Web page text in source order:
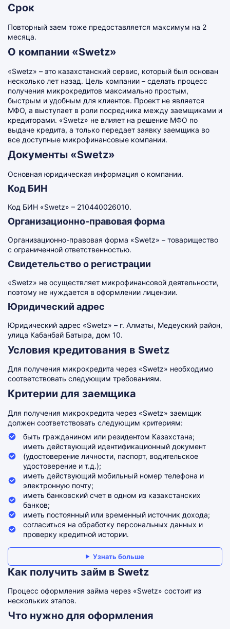
Срок
Повторный заем тоже предоставляется максимум на 2
месяца.
О компании «Swetz»
«Swetz» – это казахстанский сервис, который был основан
несколько лет назад. Цель компании – сделать процесс
получения микрокредитов максимально простым,
быстрым и удобным для клиентов. Проект не является
МФО, а выступает в роли посредника между заемщиками и
кредиторами. «Swetz» не влияет на решение МФО по
выдаче кредита, а только передает заявку заемщика во
все доступные микрофинансовые компании.
Документы «Swetz»
Основная юридическая информация о компании.
Код БИН
Код БИН «Swetz» – 210440026010.
Организационно-правовая форма
Организационно-правовая форма «Swetz» – товарищество
с ограниченной ответственностью.
Свидетельство о регистрации
«Swetz» не осуществляет микрофинансовой деятельности,
поэтому не нуждается в оформлении лицензии.
Юридический адрес
Юридический адрес «Swetz» – г. Алматы, Медеуский район,
улица Кабанбай Батыра, дом 10.
Условия кредитования в Swetz
Для получения микрокредита через «Swetz» необходимо
соответствовать следующим требованиям.
Критерии для заемщика
Для получения микрокредита через «Swetz» заемщик
должен соответствовать следующим критериям:
быть гражданином или резидентом Казахстана;
иметь действующий идентификационный документ
(удостоверение личности, паспорт, водительское
удостоверение и т.д.);
иметь действующий мобильный номер телефона и
электронную почту;
иметь банковский счет в одном из казахстанских
банков;
иметь постоянный или временный источник дохода;
согласиться на обработку персональных данных и
проверку кредитной истории.
Узнать больше
Как получить займ в Swetz
Процесс оформления займа через «Swetz» состоит из
нескольких этапов.
Что нужно для оформления